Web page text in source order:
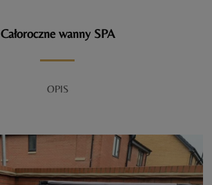
Całoroczne wanny SPA
OPIS